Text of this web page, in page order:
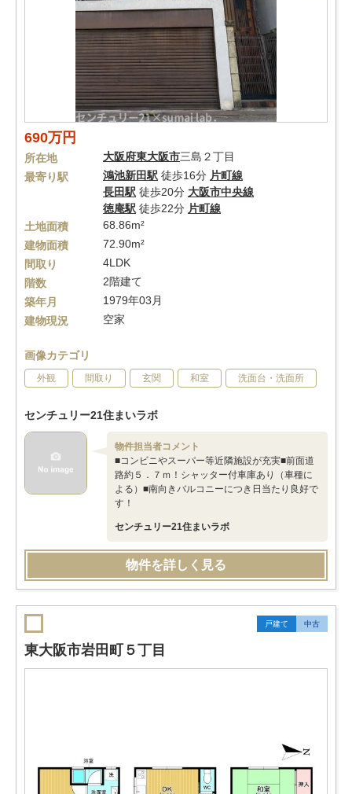
690万円
所在地 大阪府東大阪市三島２丁目
最寄り駅
鴻池新田駅 徒歩16分 片町線
長田駅 徒歩20分 大阪市中央線
徳庵駅 徒歩22分 片町線
土地面積
68.86m²
建物面積
72.90m²
間取り
4LDK
階数
2階建て
築年月
1979年03月
建物現況
空家
画像カテゴリ
外観 間取り 玄関 和室 洗面台・洗面所
センチュリー21住まいラボ
物件担当者コメント
■コンビニやスーパー等近隣施設が充実■前面道
路約５．７ｍ！シャッター付車庫あり（車種に
よる）■南向きバルコニーにつき日当たり良好で
す！
センチュリー21住まいラボ
物件を詳しく見る
戸建て 中古
東大阪市岩田町５丁目